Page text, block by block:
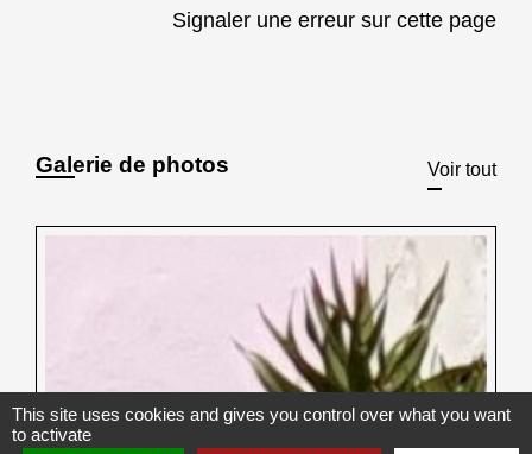
Signaler une erreur sur cette page
Galerie de photos Voir tout
This site uses cookies and gives you control over what you want
to activate